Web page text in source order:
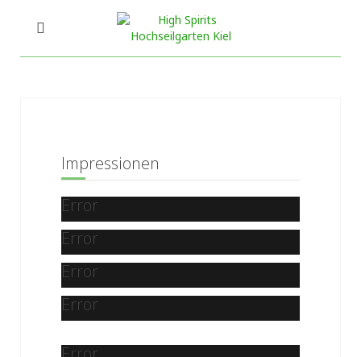
Impressionen
Error
Error
Error
Error